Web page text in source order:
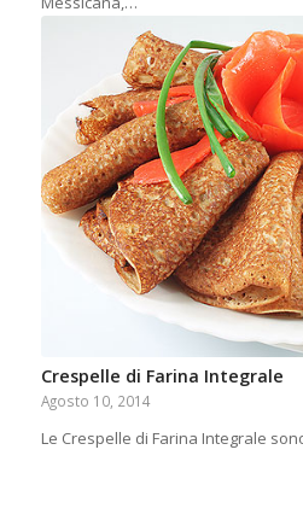
Crespelle di Farina Integrale
Agosto 10, 2014
Le Crespelle di Farina Integrale